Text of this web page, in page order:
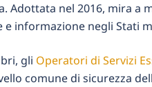
Adottata nel 2016, mira a
informazione negli Stati
gli Operatori di Servizi
comune di sicurezza